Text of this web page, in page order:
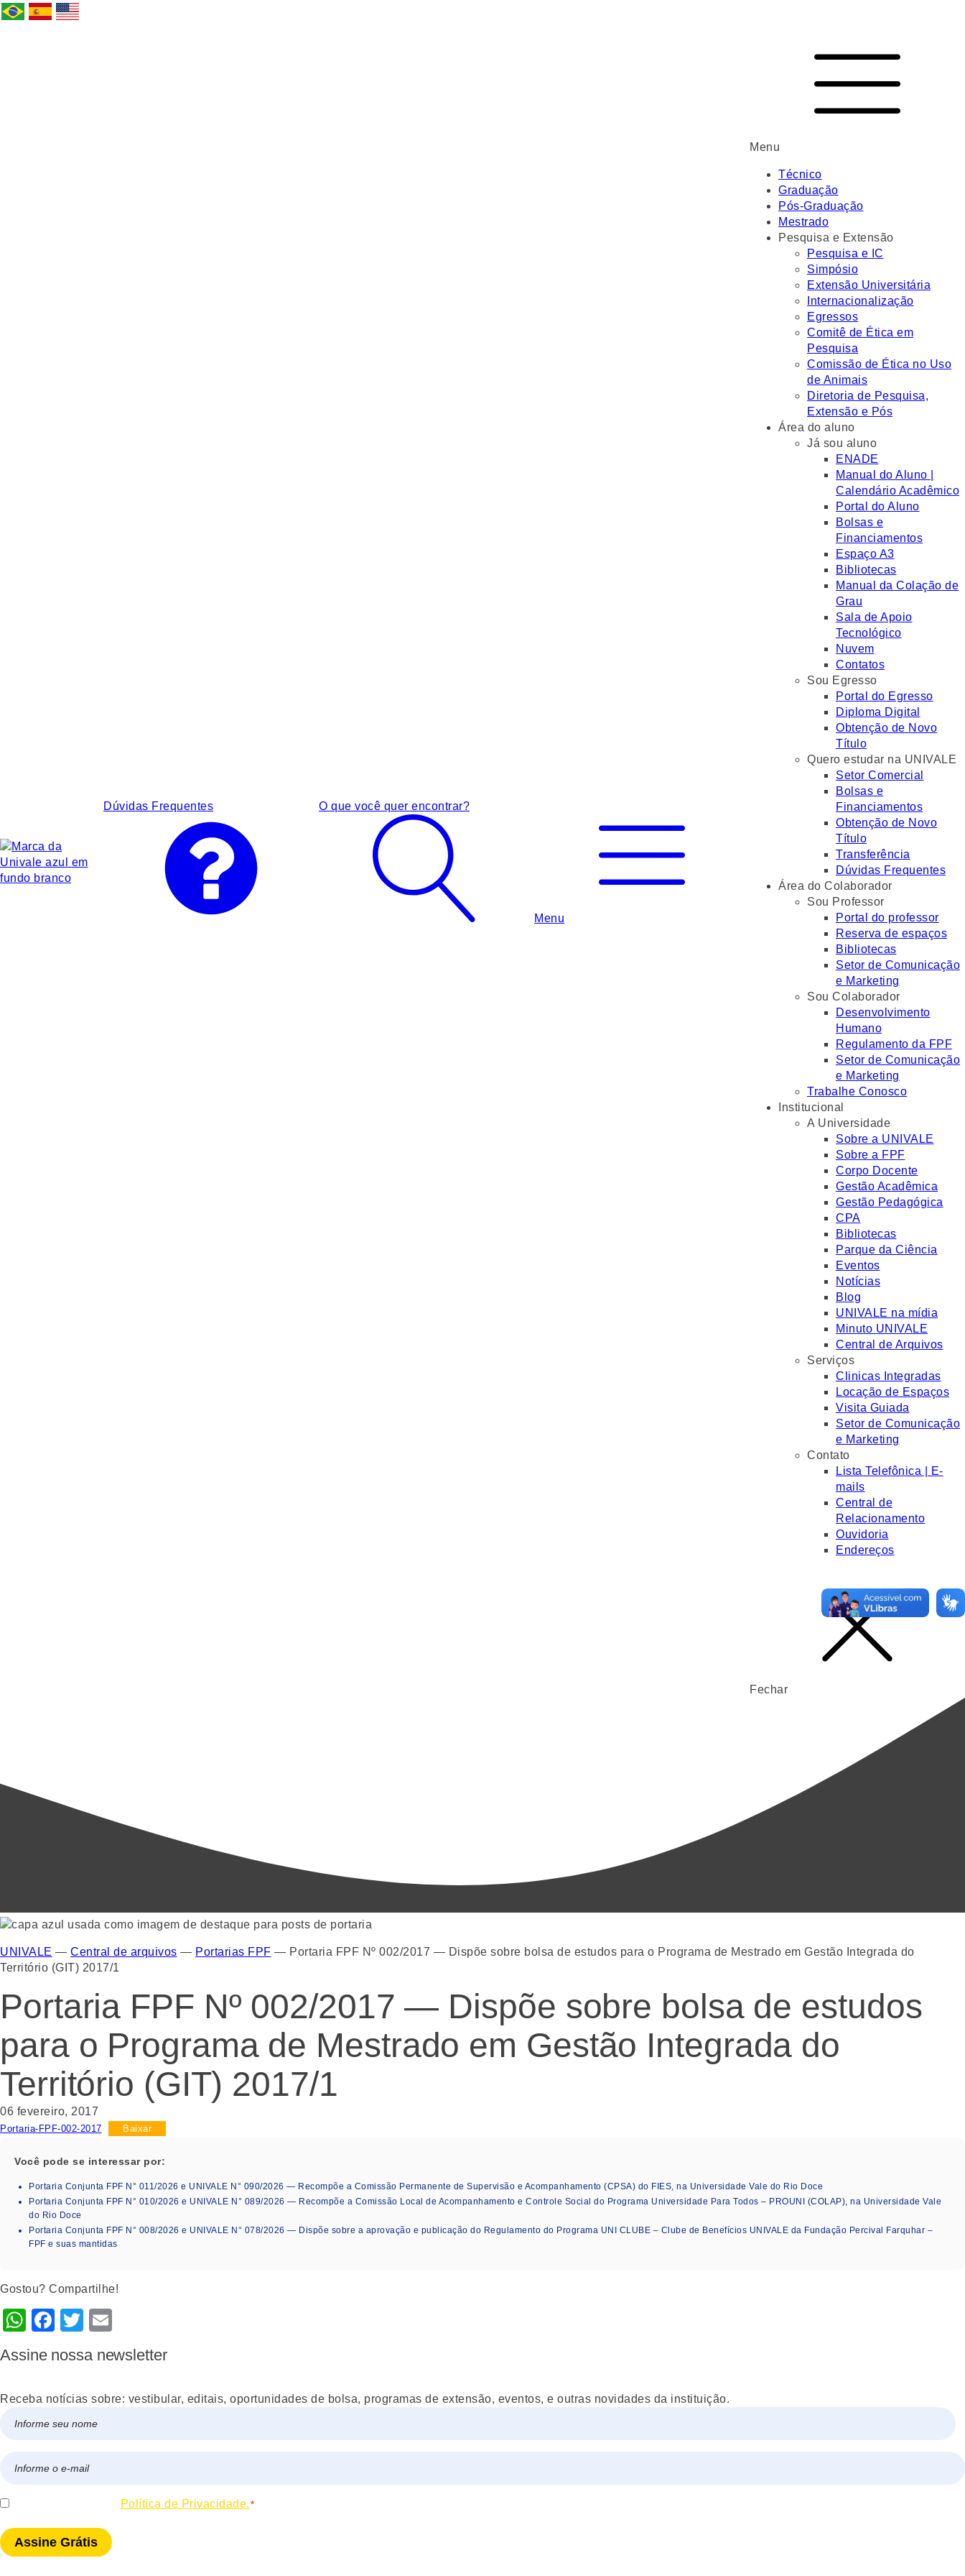
Dúvidas Frequentes O que você quer encontrar?
Menu
Menu
Técnico
Graduação
Pós-Graduação
Mestrado
Pesquisa e Extensão
Pesquisa e IC
Simpósio
Extensão Universitária
Internacionalização
Egressos
Comitê de Ética em
Pesquisa
Comissão de Ética no Uso
de Animais
Diretoria de Pesquisa,
Extensão e Pós
Área do aluno
Já sou aluno
ENADE
Manual do Aluno |
Calendário Acadêmico
Portal do Aluno
Bolsas e
Financiamentos
Espaço A3
Bibliotecas
Manual da Colação de
Grau
Sala de Apoio
Tecnológico
Nuvem
Contatos
Sou Egresso
Portal do Egresso
Diploma Digital
Obtenção de Novo
Título
Quero estudar na UNIVALE
Setor Comercial
Bolsas e
Financiamentos
Obtenção de Novo
Título
Transferência
Dúvidas Frequentes
Área do Colaborador
Sou Professor
Portal do professor
Reserva de espaços
Bibliotecas
Setor de Comunicação
e Marketing
Sou Colaborador
Desenvolvimento
Humano
Regulamento da FPF
Setor de Comunicação
e Marketing
Trabalhe Conosco
Institucional
A Universidade
Sobre a UNIVALE
Sobre a FPF
Corpo Docente
Gestão Acadêmica
Gestão Pedagógica
CPA
Bibliotecas
Parque da Ciência
Eventos
Notícias
Blog
UNIVALE na mídia
Minuto UNIVALE
Central de Arquivos
Serviços
Clinicas Integradas
Locação de Espaços
Visita Guiada
Setor de Comunicação
e Marketing
Contato
Lista Telefônica | E-
mails
Central de
Relacionamento
Ouvidoria
Endereços
Fechar
UNIVALE — Central de arquivos — Portarias FPF — Portaria FPF Nº 002/2017 — Dispõe sobre bolsa de estudos para o Programa de Mestrado em Gestão Integrada do
Território (GIT) 2017/1
Portaria FPF Nº 002/2017 — Dispõe sobre bolsa de estudos
para o Programa de Mestrado em Gestão Integrada do
Território (GIT) 2017/1
06 fevereiro, 2017
Portaria-FPF-002-2017 Baixar
Você pode se interessar por:
Portaria Conjunta FPF N° 011/2026 e UNIVALE N° 090/2026 — Recompõe a Comissão Permanente de Supervisão e Acompanhamento (CPSA) do FIES, na Universidade Vale do Rio Doce
Portaria Conjunta FPF N° 010/2026 e UNIVALE N° 089/2026 — Recompõe a Comissão Local de Acompanhamento e Controle Social do Programa Universidade Para Todos – PROUNI (COLAP), na Universidade Vale
do Rio Doce
Portaria Conjunta FPF N° 008/2026 e UNIVALE N° 078/2026 — Dispõe sobre a aprovação e publicação do Regulamento do Programa UNI CLUBE – Clube de Benefícios UNIVALE da Fundação Percival Farquhar –
FPF e suas mantidas
Gostou? Compartilhe!
WhatsApp
Facebook
Twitter
Assine nossa newsletter
Receba notícias sobre: vestibular, editais, oportunidades de bolsa, programas de extensão, eventos, e outras novidades da instituição.
mail
Consentir Política de Privacidade. *